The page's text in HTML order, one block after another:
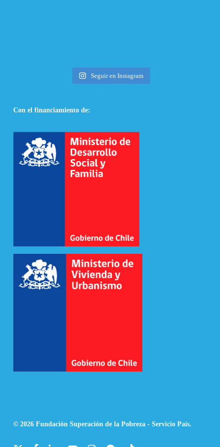
Seguir en Instagram
Con el financiamiento de:
© 2026 Fundación Superación de la Pobreza - Servicio País.